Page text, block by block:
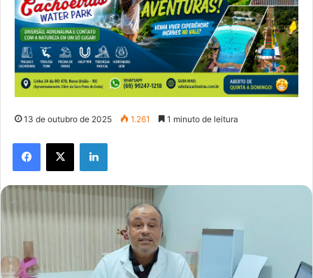
13 de outubro de 2025 1.261 1 minuto de leitura
Facebook
X Linkedin